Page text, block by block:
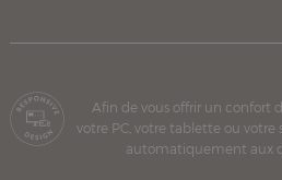
Afin de vous offrir un confort
votre PC, votre tablette ou
automatiquement aux